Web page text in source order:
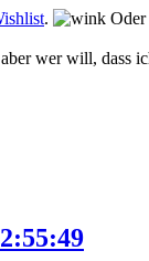
. Oder
wer will, dass